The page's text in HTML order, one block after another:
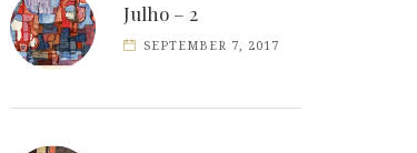
Julho – 2
SEPTEMBER 7, 2017